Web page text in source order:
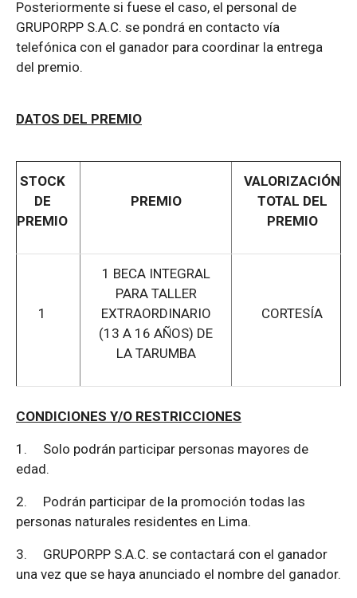
Posteriormente si fuese el caso, el personal de
GRUPORPP S.A.C. se pondrá en contacto vía
telefónica con el ganador para coordinar la entrega
del premio.
DATOS DEL PREMIO
STOCK
DE
PREMIO
PREMIO
VALORIZACIÓN
TOTAL DEL
PREMIO
1
1 BECA INTEGRAL
PARA TALLER
EXTRAORDINARIO
(13 A 16 AÑOS) DE
LA TARUMBA
CORTESÍA
CONDICIONES Y/O RESTRICCIONES
1. Solo podrán participar personas mayores de
edad.
2. Podrán participar de la promoción todas las
personas naturales residentes en Lima.
3. GRUPORPP S.A.C. se contactará con el ganador
una vez que se haya anunciado el nombre del ganador.